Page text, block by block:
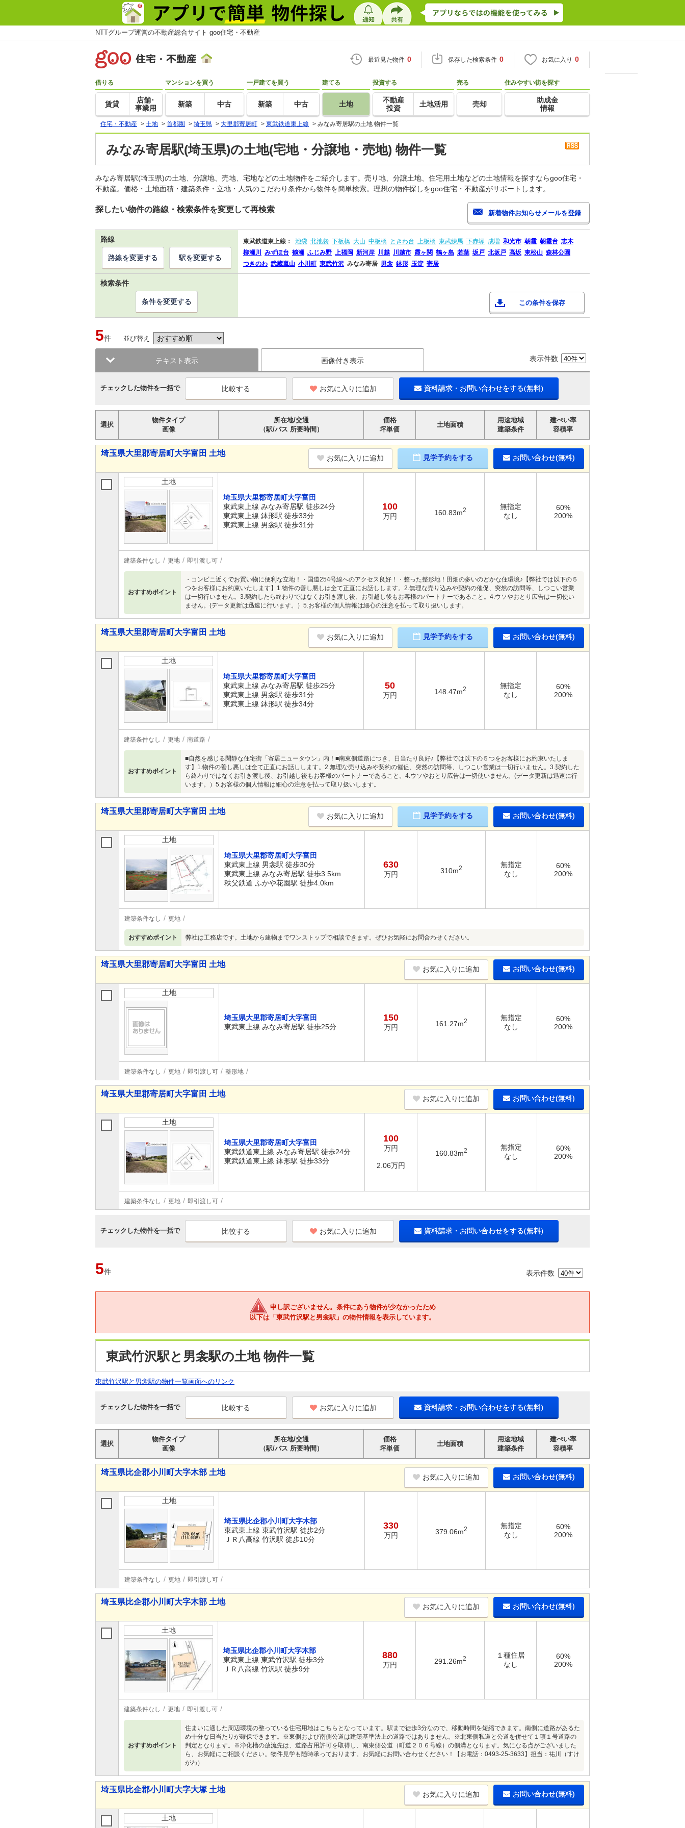
NTTグループ運営の不動産総合サイト goo住宅・不動産
最近見た物件 0 保存した検索条件 0 お気に入り 0
借りる
賃貸
店舗･
事業用
マンションを買う
新築 中古
一戸建てを買う
新築 中古
建てる
土地
投資する
不動産
投資
土地活用
売る
売却
住みやすい街を探す
助成金
情報
住宅・不動産 > 土地 > 首都圏 > 埼玉県 > 大里郡寄居町 > 東武鉄道東上線 > みなみ寄居駅の土地 物件一覧
みなみ寄居駅(埼玉県)の土地(宅地・分譲地・売地) 物件一覧
みなみ寄居駅(埼玉県)の土地、分譲地、売地、宅地などの土地物件をご紹介します。売り地、分譲土地、住宅用土地などの土地情報を探すならgoo住宅・
不動産。価格・土地面積・建築条件・立地・人気のこだわり条件から物件を簡単検索。理想の物件探しをgoo住宅・不動産がサポートします。
探したい物件の路線・検索条件を変更して再検索
路線 東武鉄道東上線： 池袋 北池袋 下板橋 大山 中板橋 ときわ台 上板橋 東武練馬 下赤塚 成増 和光市 朝霞 朝霞台 志木
柳瀬川
みずほ台 鶴瀬 ふじみ野 上福岡 新河岸 川越 川越市 霞ヶ関 鶴ヶ島 若葉 坂戸 北坂戸 高坂 東松山 森林公園
つきのわ 武蔵嵐山 小川町 東武竹沢 みなみ寄居 男衾 鉢形 玉淀 寄居
路線を変更する 駅を変更する
検索条件
この条件を保存
条件を変更する
5件 並び替え
テキスト表示 画像付き表示 表示件数
チェックした物件を一括で お気に入りに追加 資料請求・お問い合わせをする(無料)
選択
物件タイプ
画像
所在地/交通
（駅/バス 所要時間）
価格
坪単価
土地面積
用途地域
建築条件
建ぺい率
容積率
埼玉県大里郡寄居町大字富田 土地
お気に入りに追加 見学予約をする お問い合わせ(無料)
土地
埼玉県大里郡寄居町大字富田
東武東上線 みなみ寄居駅 徒歩24分
東武東上線 鉢形駅 徒歩33分
東武東上線 男衾駅 徒歩31分
100
万円 160.83m2
無指定
なし
60%
200%
建築条件なし 更地 即引渡し可
おすすめポイント
・コンビニ近くでお買い物に便利な立地！・国道254号線へのアクセス良好！・整った整形地！田畑の多いのどかな住環境♪【弊社では以下の５
つをお客様にお約束いたします】1.物件の善し悪しは全て正直にお話しします。2.無理な売り込みや契約の催促、突然の訪問等、しつこい営業
は一切行いません。3.契約したら終わりではなくお引き渡し後、お引越し後もお客様のパートナーであること。4.ウソやおとり広告は一切使い
ません。(データ更新は迅速に行います。）5.お客様の個人情報は細心の注意を払って取り扱いします。
埼玉県大里郡寄居町大字富田 土地
お気に入りに追加 見学予約をする お問い合わせ(無料)
土地
埼玉県大里郡寄居町大字富田
東武東上線 みなみ寄居駅 徒歩25分
東武東上線 男衾駅 徒歩31分
東武東上線 鉢形駅 徒歩34分
50
万円 148.47m2
無指定
なし
60%
200%
建築条件なし 更地 南道路
おすすめポイント
■自然を感じる閑静な住宅街「寄居ニュータウン」内！■南東側道路につき、日当たり良好♪【弊社では以下の５つをお客様にお約束いたしま
す】1.物件の善し悪しは全て正直にお話しします。2.無理な売り込みや契約の催促、突然の訪問等、しつこい営業は一切行いません。3.契約した
ら終わりではなくお引き渡し後、お引越し後もお客様のパートナーであること。4.ウソやおとり広告は一切使いません。(データ更新は迅速に行
います。）5.お客様の個人情報は細心の注意を払って取り扱いします。
埼玉県大里郡寄居町大字富田 土地
お気に入りに追加 見学予約をする お問い合わせ(無料)
土地
埼玉県大里郡寄居町大字富田
東武東上線 男衾駅 徒歩30分
東武東上線 みなみ寄居駅 徒歩3.5km
秩父鉄道 ふかや花園駅 徒歩4.0km
630
万円 310m2
無指定
なし
60%
200%
建築条件なし 更地
おすすめポイント 弊社は工務店です。土地から建物までワンストップで相談できます。ぜひお気軽にお問合わせください。
埼玉県大里郡寄居町大字富田 土地
お気に入りに追加 お問い合わせ(無料)
土地
埼玉県大里郡寄居町大字富田
東武東上線 みなみ寄居駅 徒歩25分
150
万円 161.27m2
無指定
なし
60%
200%
建築条件なし 更地 即引渡し可 整形地
埼玉県大里郡寄居町大字富田 土地
お気に入りに追加 お問い合わせ(無料)
土地
埼玉県大里郡寄居町大字富田
東武鉄道東上線 みなみ寄居駅 徒歩24分
東武鉄道東上線 鉢形駅 徒歩33分
100
万円
2.06万円
160.83m2
無指定
なし
60%
200%
建築条件なし 更地 即引渡し可
チェックした物件を一括で お気に入りに追加 資料請求・お問い合わせをする(無料)
5件 表示件数
申し訳ございません。条件にあう物件が少なかったため
以下は「東武竹沢駅と男衾駅」の物件情報を表示しています。
東武竹沢駅と男衾駅の土地 物件一覧
東武竹沢駅と男衾駅の物件一覧画面へのリンク
チェックした物件を一括で お気に入りに追加 資料請求・お問い合わせをする(無料)
選択
物件タイプ
画像
所在地/交通
（駅/バス 所要時間）
価格
坪単価
土地面積
用途地域
建築条件
建ぺい率
容積率
埼玉県比企郡小川町大字木部 土地
お気に入りに追加 お問い合わせ(無料)
土地
埼玉県比企郡小川町大字木部
東武東上線 東武竹沢駅 徒歩2分
ＪＲ八高線 竹沢駅 徒歩10分
330
万円 379.06m2
無指定
なし
60%
200%
建築条件なし 更地 即引渡し可
埼玉県比企郡小川町大字木部 土地
お気に入りに追加 お問い合わせ(無料)
土地
埼玉県比企郡小川町大字木部
東武東上線 東武竹沢駅 徒歩3分
ＪＲ八高線 竹沢駅 徒歩9分
880
万円 291.26m2
１種住居
なし
60%
200%
建築条件なし 更地 即引渡し可
おすすめポイント
住まいに適した周辺環境の整っている住宅用地はこちらとなっています。駅まで徒歩3分なので、移動時間を短縮できます。南側に道路があるた
め十分な日当たりが確保できます。※東側および南側公道は建築基準法上の道路ではありません。※北東側私道と公道を併せて１項１号道路の
判定となります。※浄化槽の放流先は、道路占用許可を取得し、南東側公道（町道２０６号線）の側溝となります。気になる点がございました
ら、お気軽にご相談ください。物件見学も随時承っております。お気軽にお問い合わせください！【お電話：0493-25-3633】担当：祐川（すけ
がわ）
埼玉県比企郡小川町大字大塚 土地
お気に入りに追加 お問い合わせ(無料)
土地